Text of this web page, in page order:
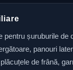
pentru șuruburile de
panouri
de frână,